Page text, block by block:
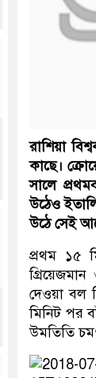
রাশিয়া
কাছে।
সালে
উঠেও
উঠে সেই
প্রথম ১৫
দেওয়া বল
মিনিট পর
উমতিতি